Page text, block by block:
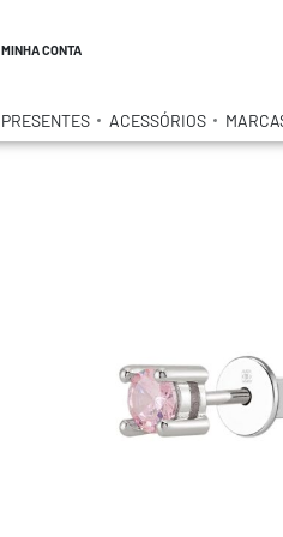
MINHA CONTA
PRESENTES ACESSÓRIOS